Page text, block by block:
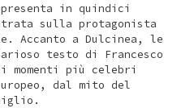
in quindici
sulla protagonista
Accanto a Dulcinea, le
testo di Francesco
momenti più celebri
dal mito del